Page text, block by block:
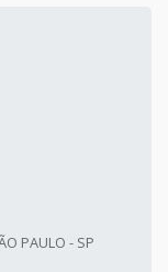
PAULO - SP